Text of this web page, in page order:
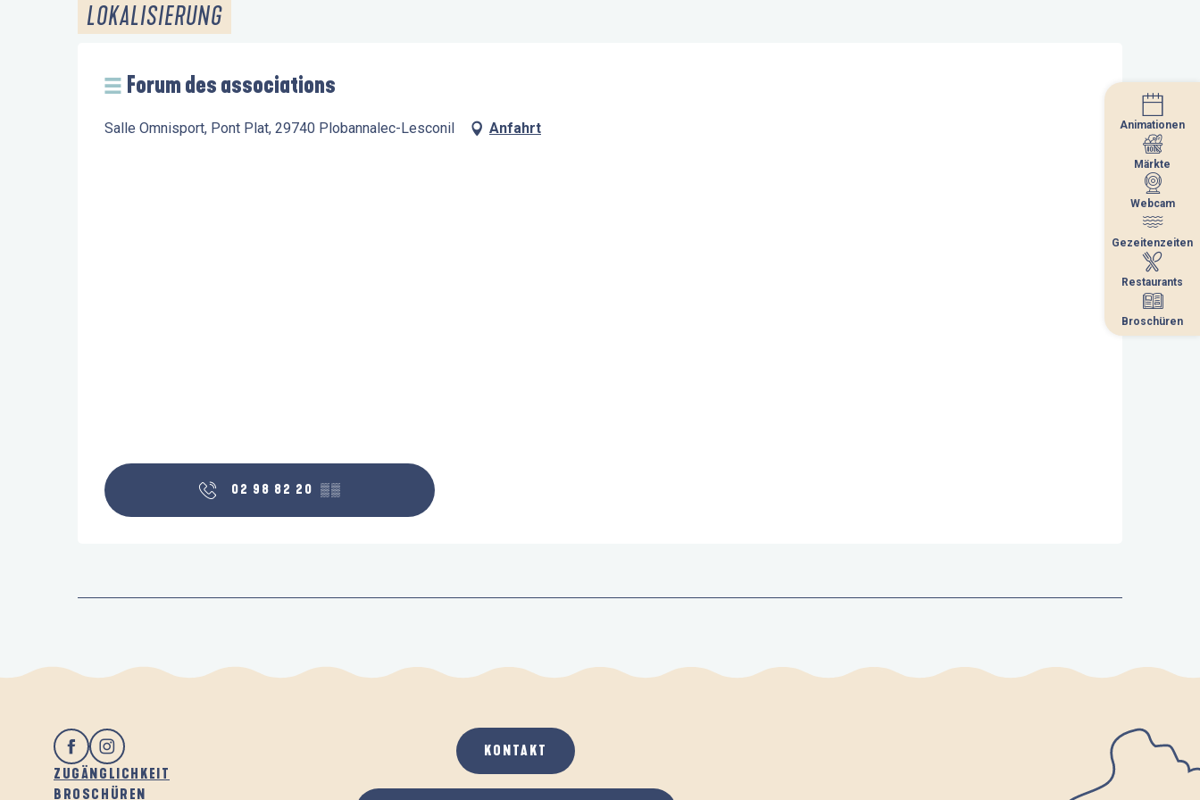
Animationen
Märkte
Webcam
Gezeitenzeiten
Restaurants
Broschüren
LOKALISIERUNG
Forum des associations
Salle Omnisport, Pont Plat, 29740 Plobannalec-Lesconil Anfahrt
02 98 82 20 ▒▒
ZUGÄNGLICHKEIT
BROSCHÜREN
KONTAKT